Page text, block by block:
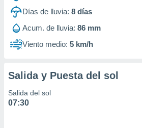
1199
Días de lluvia: 8 días
Acum. de lluvia: 86 mm
Viento medio: 5 km/h
Salida y Puesta del sol
Salida del sol
07:30